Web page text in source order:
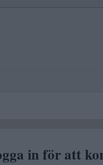
in för att